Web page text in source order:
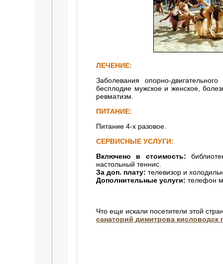
ЛЕЧЕНИЕ:
Заболевания опорно-
бесплодие мужское и женское,
ревматизм.
ПИТАНИЕ:
Питание 4-х разовое.
СЕРВИСНЫЕ УСЛУГИ:
Включено в стоимость:
настольный теннис.
За доп. плату: телевизор и
Дополнительные услуги: телефон
Что еще искали посетители этой
санаторий димитрова кисловодск